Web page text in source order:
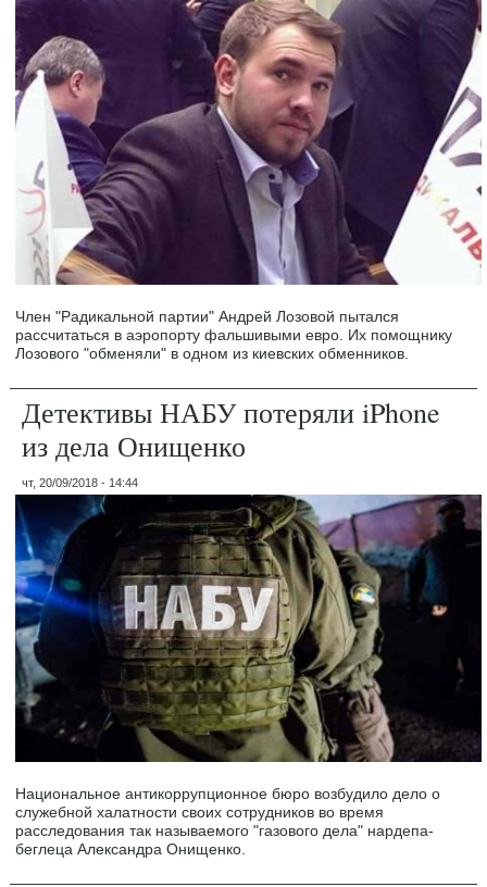
Член "Радикальной партии" Андрей Лозовой пытался
рассчитаться в аэропорту фальшивыми евро. Их помощнику
Лозового "обменяли" в одном из киевских обменников.
Детективы НАБУ потеряли iPhone
из дела Онищенко
чт, 20/09/2018 - 14:44
Национальное антикоррупционное бюро возбудило дело о
служебной халатности своих сотрудников во время
расследования так называемого "газового дела" нардепа-
беглеца Александра Онищенко.